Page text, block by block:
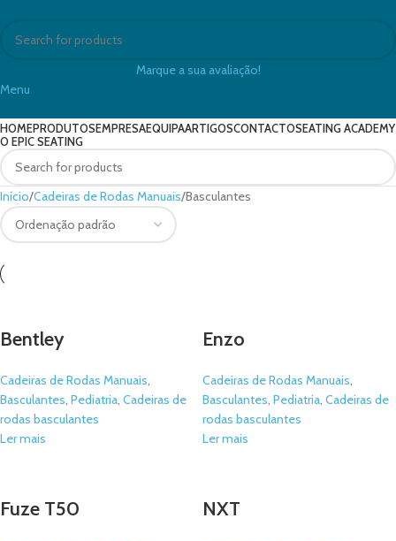
Marque a sua avaliação!
Menu
HOMEPRODUTOSEMPRESAEQUIPAARTIGOSCONTACTOSEATING ACADEMY
O EPIC SEATING
Início Cadeiras de Rodas Manuais Basculantes
Bentley
Cadeiras de Rodas Manuais,
Basculantes, Pediatria, Cadeiras de
rodas basculantes
Ler mais
Enzo
Cadeiras de Rodas Manuais,
Basculantes, Pediatria, Cadeiras de
rodas basculantes
Ler mais
Fuze T50 NXT